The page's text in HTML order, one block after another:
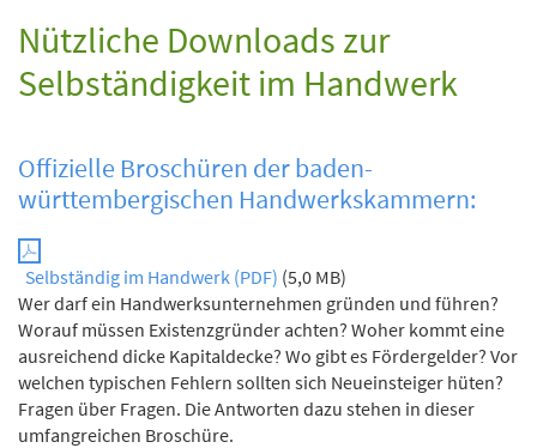
Nützliche Downloads zur
Selbständigkeit im Handwerk
Offizielle Broschüren der baden-
württembergischen Handwerkskammern:
Selbständig im Handwerk (PDF) (5,0 MB)
Wer darf ein Handwerksunternehmen gründen und führen?
Worauf müssen Existenzgründer achten? Woher kommt eine
ausreichend dicke Kapitaldecke? Wo gibt es Fördergelder? Vor
welchen typischen Fehlern sollten sich Neueinsteiger hüten?
Fragen über Fragen. Die Antworten dazu stehen in dieser
umfangreichen Broschüre.